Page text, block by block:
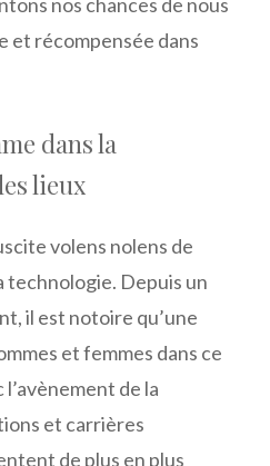
et récompensée dans
dans la
lieux
volens nolens de
technologie. Depuis un
il est notoire qu’une
et femmes dans ce
de la
et carrières
de plus en plus